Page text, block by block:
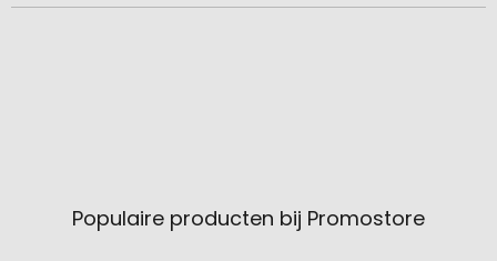
Populaire producten bij Promostore